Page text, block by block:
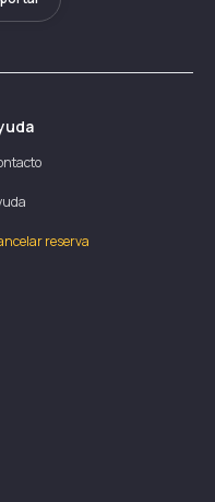
reserva